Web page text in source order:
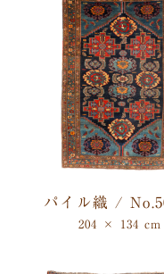
パイル織 /
204 × 134 cm